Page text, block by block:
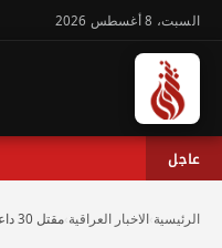
السبت، 8 أغسطس 2026
عاجل
الرئيسية الاخبار العراقية مقتل 30 داعشيا بثلاثة عمليات منفصلة في غرب الأنبار